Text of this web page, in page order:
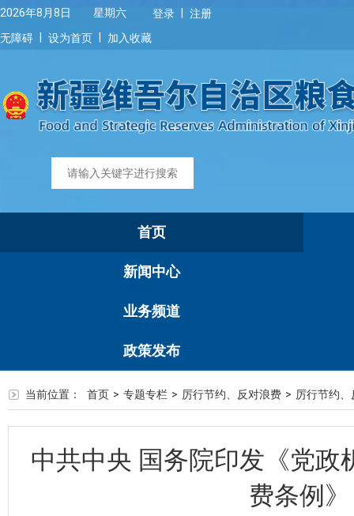
2026年8月8日 星期六 登录
注册
无障碍
设为首页 加入收藏
首页
新闻中心
业务频道
政策发布
当前位置： 首页 > 专题专栏 > 厉行节约、反对浪费 > 厉行节约
中共中央 国务院印发《党政
费条例》